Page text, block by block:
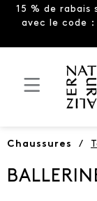
15 % de rabais
avec le code :
Chaussures /